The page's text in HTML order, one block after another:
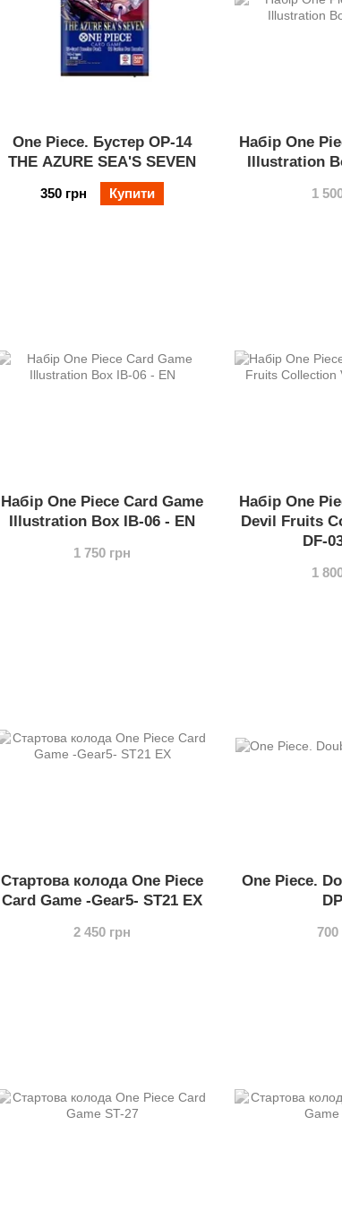
One Piece. Бустер OP-14
THE AZURE SEA'S SEVEN
350 грн Купити
Набір One
Illustration
1
Набір One Piece Card Game
Illustration Box IB-06 - EN
1 750 грн
Набір One
Devil Fruits
DF-
1
Стартова колода One Piece
Card Game -Gear5- ST21 EX
2 450 грн
One Piece.
700